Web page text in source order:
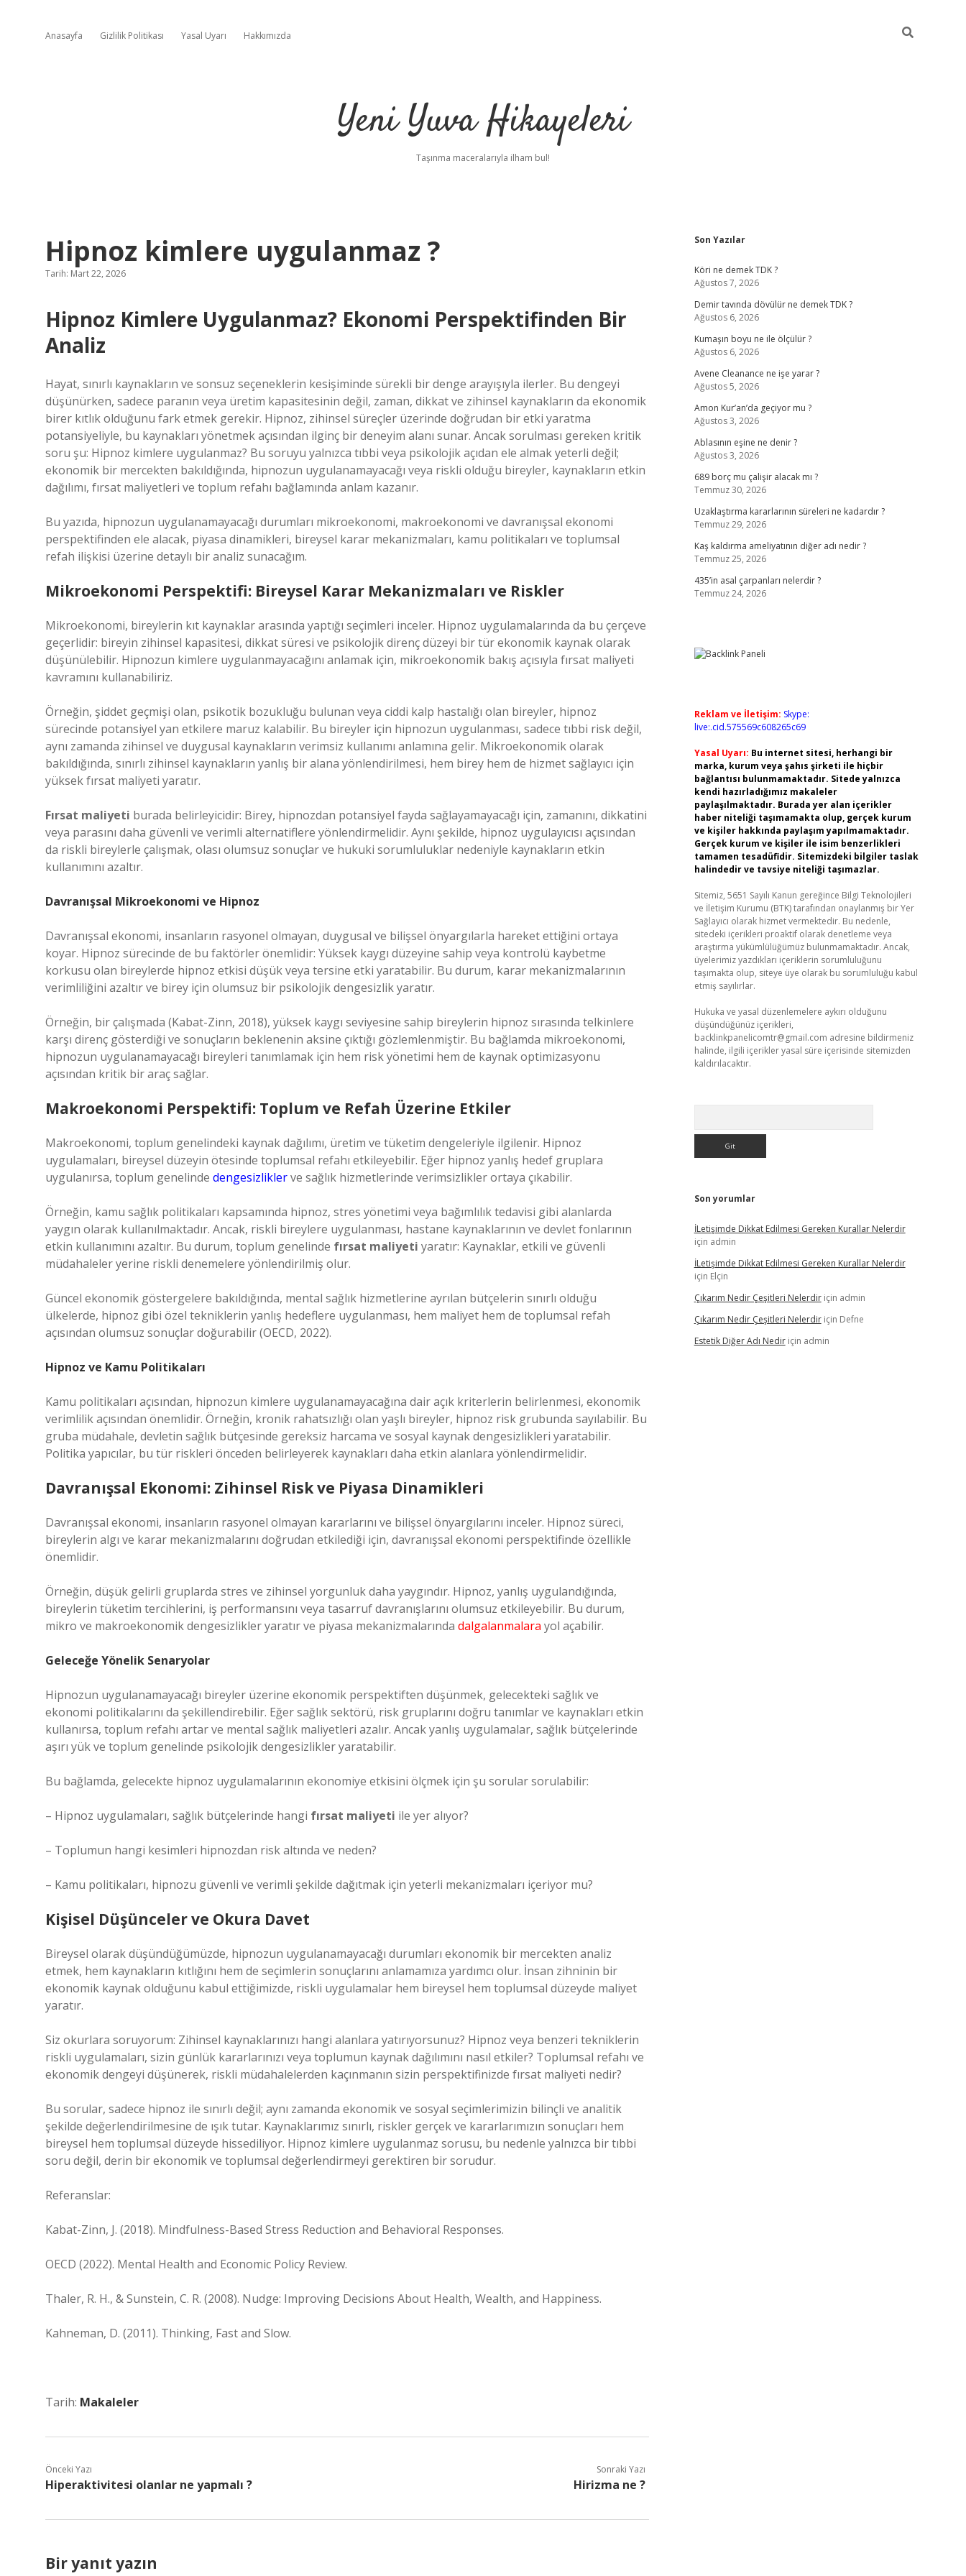
Anasayfa Gizlilik Politikası Yasal Uyarı Hakkımızda
Yeni Yuva Hikayeleri
Taşınma maceralarıyla ilham bul!
Hipnoz kimlere uygulanmaz ?
Tarih: Mart 22, 2026
Hipnoz Kimlere Uygulanmaz? Ekonomi Perspektifinden Bir
Analiz
Hayat, sınırlı kaynakların ve sonsuz seçeneklerin kesişiminde sürekli bir denge arayışıyla ilerler. Bu dengeyi
düşünürken, sadece paranın veya üretim kapasitesinin değil, zaman, dikkat ve zihinsel kaynakların da ekonomik
birer kıtlık olduğunu fark etmek gerekir. Hipnoz, zihinsel süreçler üzerinde doğrudan bir etki yaratma
potansiyeliyle, bu kaynakları yönetmek açısından ilginç bir deneyim alanı sunar. Ancak sorulması gereken kritik
soru şu: Hipnoz kimlere uygulanmaz? Bu soruyu yalnızca tıbbi veya psikolojik açıdan ele almak yeterli değil;
ekonomik bir mercekten bakıldığında, hipnozun uygulanamayacağı veya riskli olduğu bireyler, kaynakların etkin
dağılımı, fırsat maliyetleri ve toplum refahı bağlamında anlam kazanır.
Bu yazıda, hipnozun uygulanamayacağı durumları mikroekonomi, makroekonomi ve davranışsal ekonomi
perspektifinden ele alacak, piyasa dinamikleri, bireysel karar mekanizmaları, kamu politikaları ve toplumsal
refah ilişkisi üzerine detaylı bir analiz sunacağım.
Mikroekonomi Perspektifi: Bireysel Karar Mekanizmaları ve Riskler
Mikroekonomi, bireylerin kıt kaynaklar arasında yaptığı seçimleri inceler. Hipnoz uygulamalarında da bu çerçeve
geçerlidir: bireyin zihinsel kapasitesi, dikkat süresi ve psikolojik direnç düzeyi bir tür ekonomik kaynak olarak
düşünülebilir. Hipnozun kimlere uygulanmayacağını anlamak için, mikroekonomik bakış açısıyla fırsat maliyeti
kavramını kullanabiliriz.
Örneğin, şiddet geçmişi olan, psikotik bozukluğu bulunan veya ciddi kalp hastalığı olan bireyler, hipnoz
sürecinde potansiyel yan etkilere maruz kalabilir. Bu bireyler için hipnozun uygulanması, sadece tıbbi risk değil,
aynı zamanda zihinsel ve duygusal kaynakların verimsiz kullanımı anlamına gelir. Mikroekonomik olarak
bakıldığında, sınırlı zihinsel kaynakların yanlış bir alana yönlendirilmesi, hem birey hem de hizmet sağlayıcı için
yüksek fırsat maliyeti yaratır.
Fırsat maliyeti burada belirleyicidir: Birey, hipnozdan potansiyel fayda sağlayamayacağı için, zamanını, dikkatini
veya parasını daha güvenli ve verimli alternatiflere yönlendirmelidir. Aynı şekilde, hipnoz uygulayıcısı açısından
da riskli bireylerle çalışmak, olası olumsuz sonuçlar ve hukuki sorumluluklar nedeniyle kaynakların etkin
kullanımını azaltır.
Davranışsal Mikroekonomi ve Hipnoz
Davranışsal ekonomi, insanların rasyonel olmayan, duygusal ve bilişsel önyargılarla hareket ettiğini ortaya
koyar. Hipnoz sürecinde de bu faktörler önemlidir: Yüksek kaygı düzeyine sahip veya kontrolü kaybetme
korkusu olan bireylerde hipnoz etkisi düşük veya tersine etki yaratabilir. Bu durum, karar mekanizmalarının
verimliliğini azaltır ve birey için olumsuz bir psikolojik dengesizlik yaratır.
Örneğin, bir çalışmada (Kabat-Zinn, 2018), yüksek kaygı seviyesine sahip bireylerin hipnoz sırasında telkinlere
karşı direnç gösterdiği ve sonuçların beklenenin aksine çıktığı gözlemlenmiştir. Bu bağlamda mikroekonomi,
hipnozun uygulanamayacağı bireyleri tanımlamak için hem risk yönetimi hem de kaynak optimizasyonu
açısından kritik bir araç sağlar.
Makroekonomi Perspektifi: Toplum ve Refah Üzerine Etkiler
Makroekonomi, toplum genelindeki kaynak dağılımı, üretim ve tüketim dengeleriyle ilgilenir. Hipnoz
uygulamaları, bireysel düzeyin ötesinde toplumsal refahı etkileyebilir. Eğer hipnoz yanlış hedef gruplara
uygulanırsa, toplum genelinde dengesizliklerve sağlık hizmetlerinde verimsizlikler ortaya çıkabilir.
Örneğin, kamu sağlık politikaları kapsamında hipnoz, stres yönetimi veya bağımlılık tedavisi gibi alanlarda
yaygın olarak kullanılmaktadır. Ancak, riskli bireylere uygulanması, hastane kaynaklarının ve devlet fonlarının
etkin kullanımını azaltır. Bu durum, toplum genelinde fırsat maliyeti yaratır: Kaynaklar, etkili ve güvenli
müdahaleler yerine riskli denemelere yönlendirilmiş olur.
Güncel ekonomik göstergelere bakıldığında, mental sağlık hizmetlerine ayrılan bütçelerin sınırlı olduğu
ülkelerde, hipnoz gibi özel tekniklerin yanlış hedeflere uygulanması, hem maliyet hem de toplumsal refah
açısından olumsuz sonuçlar doğurabilir (OECD, 2022).
Hipnoz ve Kamu Politikaları
Kamu politikaları açısından, hipnozun kimlere uygulanamayacağına dair açık kriterlerin belirlenmesi, ekonomik
verimlilik açısından önemlidir. Örneğin, kronik rahatsızlığı olan yaşlı bireyler, hipnoz risk grubunda sayılabilir. Bu
gruba müdahale, devletin sağlık bütçesinde gereksiz harcama ve sosyal kaynak dengesizlikleri yaratabilir.
Politika yapıcılar, bu tür riskleri önceden belirleyerek kaynakları daha etkin alanlara yönlendirmelidir.
Davranışsal Ekonomi: Zihinsel Risk ve Piyasa Dinamikleri
Davranışsal ekonomi, insanların rasyonel olmayan kararlarını ve bilişsel önyargılarını inceler. Hipnoz süreci,
bireylerin algı ve karar mekanizmalarını doğrudan etkilediği için, davranışsal ekonomi perspektifinde özellikle
önemlidir.
Örneğin, düşük gelirli gruplarda stres ve zihinsel yorgunluk daha yaygındır. Hipnoz, yanlış uygulandığında,
bireylerin tüketim tercihlerini, iş performansını veya tasarruf davranışlarını olumsuz etkileyebilir. Bu durum,
mikro ve makroekonomik dengesizlikler yaratır ve piyasa mekanizmalarında dalgalanmalara yol açabilir.
Geleceğe Yönelik Senaryolar
Hipnozun uygulanamayacağı bireyler üzerine ekonomik perspektiften düşünmek, gelecekteki sağlık ve
ekonomi politikalarını da şekillendirebilir. Eğer sağlık sektörü, risk gruplarını doğru tanımlar ve kaynakları etkin
kullanırsa, toplum refahı artar ve mental sağlık maliyetleri azalır. Ancak yanlış uygulamalar, sağlık bütçelerinde
aşırı yük ve toplum genelinde psikolojik dengesizlikler yaratabilir.
Bu bağlamda, gelecekte hipnoz uygulamalarının ekonomiye etkisini ölçmek için şu sorular sorulabilir:
– Hipnoz uygulamaları, sağlık bütçelerinde hangi fırsat maliyeti ile yer alıyor?
– Toplumun hangi kesimleri hipnozdan risk altında ve neden?
– Kamu politikaları, hipnozu güvenli ve verimli şekilde dağıtmak için yeterli mekanizmaları içeriyor mu?
Kişisel Düşünceler ve Okura Davet
Bireysel olarak düşündüğümüzde, hipnozun uygulanamayacağı durumları ekonomik bir mercekten analiz
etmek, hem kaynakların kıtlığını hem de seçimlerin sonuçlarını anlamamıza yardımcı olur. İnsan zihninin bir
ekonomik kaynak olduğunu kabul ettiğimizde, riskli uygulamalar hem bireysel hem toplumsal düzeyde maliyet
yaratır.
Siz okurlara soruyorum: Zihinsel kaynaklarınızı hangi alanlara yatırıyorsunuz? Hipnoz veya benzeri tekniklerin
riskli uygulamaları, sizin günlük kararlarınızı veya toplumun kaynak dağılımını nasıl etkiler? Toplumsal refahı ve
ekonomik dengeyi düşünerek, riskli müdahalelerden kaçınmanın sizin perspektifinizde fırsat maliyeti nedir?
Bu sorular, sadece hipnoz ile sınırlı değil; aynı zamanda ekonomik ve sosyal seçimlerimizin bilinçli ve analitik
şekilde değerlendirilmesine de ışık tutar. Kaynaklarımız sınırlı, riskler gerçek ve kararlarımızın sonuçları hem
bireysel hem toplumsal düzeyde hissediliyor. Hipnoz kimlere uygulanmaz sorusu, bu nedenle yalnızca bir tıbbi
soru değil, derin bir ekonomik ve toplumsal değerlendirmeyi gerektiren bir sorudur.
Referanslar:
Kabat-Zinn, J. (2018). Mindfulness-Based Stress Reduction and Behavioral Responses.
OECD (2022). Mental Health and Economic Policy Review.
Thaler, R. H., & Sunstein, C. R. (2008). Nudge: Improving Decisions About Health, Wealth, and Happiness.
Kahneman, D. (2011). Thinking, Fast and Slow.
Tarih: Makaleler
Önceki Yazı
Hiperaktivitesi olanlar ne yapmalı ?
Sonraki Yazı
Hirizma ne ?
Bir yanıt yazın
Sidebar
Son Yazılar
Köri ne demek TDK ?
Ağustos 7, 2026
Demir tavında dövülür ne demek TDK ?
Ağustos 6, 2026
Kumaşın boyu ne ile ölçülür ?
Ağustos 6, 2026
Avene Cleanance ne işe yarar ?
Ağustos 5, 2026
Amon Kur’an’da geçiyor mu ?
Ağustos 3, 2026
Ablasının eşine ne denir ?
Ağustos 3, 2026
689 borç mu çalişir alacak mı ?
Temmuz 30, 2026
Uzaklaştırma kararlarının süreleri ne kadardır ?
Temmuz 29, 2026
Kaş kaldırma ameliyatının diğer adı nedir ?
Temmuz 25, 2026
435’in asal çarpanları nelerdir ?
Temmuz 24, 2026
Reklam ve İletişim: Skype:
live:.cid.575569c608265c69
Yasal Uyarı: Bu internet sitesi, herhangi bir
marka, kurum veya şahıs şirketi ile hiçbir
bağlantısı bulunmamaktadır. Sitede yalnızca
kendi hazırladığımız makaleler
paylaşılmaktadır. Burada yer alan içerikler
haber niteliği taşımamakta olup, gerçek kurum
ve kişiler hakkında paylaşım yapılmamaktadır.
Gerçek kurum ve kişiler ile isim benzerlikleri
tamamen tesadüfidir. Sitemizdeki bilgiler taslak
halindedir ve tavsiye niteliği taşımazlar.
Sitemiz, 5651 Sayılı Kanun gereğince Bilgi Teknolojileri
ve İletişim Kurumu (BTK) tarafından onaylanmış bir Yer
Sağlayıcı olarak hizmet vermektedir. Bu nedenle,
sitedeki içerikleri proaktif olarak denetleme veya
araştırma yükümlülüğümüz bulunmamaktadır. Ancak,
üyelerimiz yazdıkları içeriklerin sorumluluğunu
taşımakta olup, siteye üye olarak bu sorumluluğu kabul
etmiş sayılırlar.
Hukuka ve yasal düzenlemelere aykırı olduğunu
düşündüğünüz içerikleri,
backlinkpanelicomtr@gmail.com adresine bildirmeniz
halinde, ilgili içerikler yasal süre içerisinde sitemizden
kaldırılacaktır.
Son yorumlar
İLetişimde Dikkat Edilmesi Gereken Kurallar Nelerdir
için admin
İLetişimde Dikkat Edilmesi Gereken Kurallar Nelerdir
için Elçin
Çıkarım Nedir Çeşitleri Nelerdiriçin admin
Çıkarım Nedir Çeşitleri Nelerdiriçin Defne
Estetik Diğer Adı Nediriçin admin
Betexper giriş adresi